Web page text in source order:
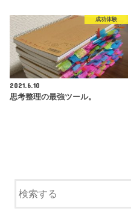
成功体験
2021.6.10
思考整理の最強ツール。